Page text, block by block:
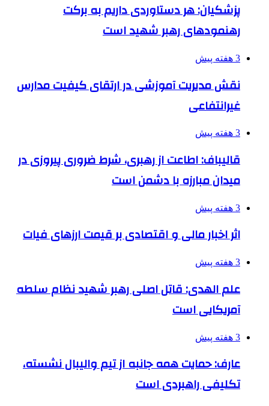
پزشکیان: هر دستاوردی داریم به برکت
رهنمودهای رهبر شهید است
3 هفته پیش
نقش مدیریت آموزشی در ارتقای کیفیت مدارس
غیرانتفاعی
3 هفته پیش
قالیباف: اطاعت از رهبری، شرط ضروری پیروزی در
میدان مبارزه با دشمن است
3 هفته پیش
اثر اخبار مالی و اقتصادی بر قیمت ارزهای فیات
3 هفته پیش
علم الهدی: قاتل اصلی رهبر شهید نظام سلطه
آمریکایی است
3 هفته پیش
عارف: حمایت همه جانبه از تیم والیبال نشسته،
تکلیفی راهبردی است